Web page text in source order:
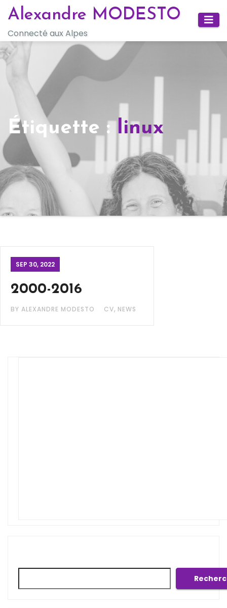
Skip
content
Alexandre MODESTO
Connecté aux Alpes
Étiquette : linux
SEP 30, 2022
2000-2016
BY ALEXANDRE MODESTO CV, NEWS